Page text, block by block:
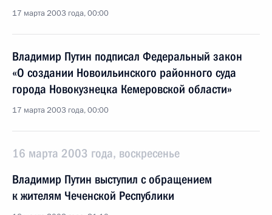
17 марта 2003 года, 00:00
Владимир Путин подписал Федеральный закон
«О создании Новоильинского районного суда
города Новокузнецка Кемеровской области»
17 марта 2003 года, 00:00
16 марта 2003 года, воскресенье
Владимир Путин выступил с обращением
к жителям Чеченской Республики